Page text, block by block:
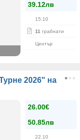
39.12лв
15.10
11 грабнати
Център
2026" на
26.00€
50.85лв
22.10